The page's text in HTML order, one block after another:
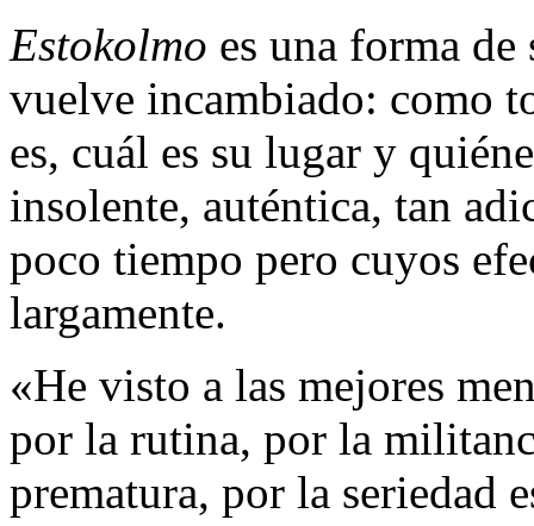
Estokolmo es una forma
vuelve incambiado: como
es, cuál es su lugar y
insolente, auténtica, tan
poco tiempo pero cuyos
largamente.
«He visto a las mejores
por la rutina, por la
prematura, por la seriedad